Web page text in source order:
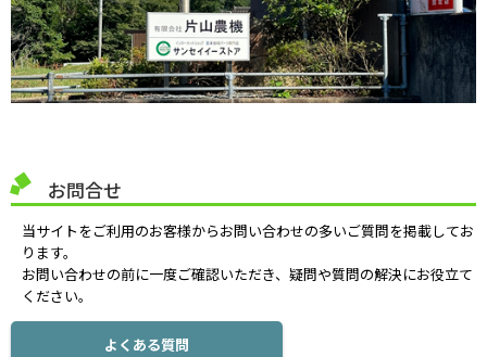
お問合せ
当サイトをご利用のお客様からお問い合わせの多いご質問を掲載してお
ります。
お問い合わせの前に一度ご確認いただき、疑問や質問の解決にお役立て
ください。
よくある質問